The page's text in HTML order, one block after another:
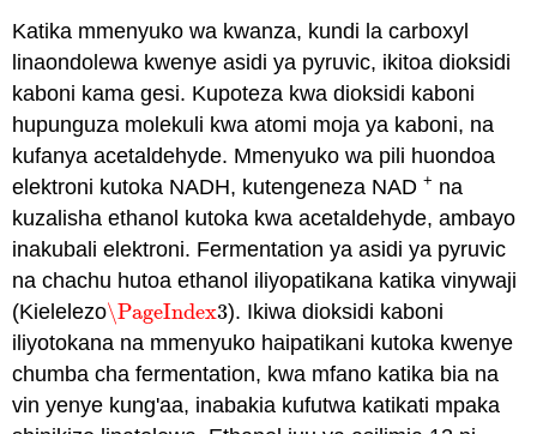
Katika mmenyuko wa kwanza, kundi la carboxyl
linaondolewa kwenye asidi ya pyruvic, ikitoa dioksidi
kaboni kama gesi. Kupoteza kwa dioksidi kaboni
hupunguza molekuli kwa atomi moja ya kaboni, na
kufanya acetaldehyde. Mmenyuko wa pili huondoa
elektroni kutoka NADH, kutengeneza NAD+ na
kuzalisha ethanol kutoka kwa acetaldehyde, ambayo
inakubali elektroni. Fermentation ya asidi ya pyruvic
na chachu hutoa ethanol iliyopatikana katika vinywaji
(Kielelezo\PageIndex3
\PageIndex3). Ikiwa dioksidi kaboni
iliyotokana na mmenyuko haipatikani kutoka kwenye
chumba cha fermentation, kwa mfano katika bia na
vin yenye kung'aa, inabakia kufutwa katikati mpaka